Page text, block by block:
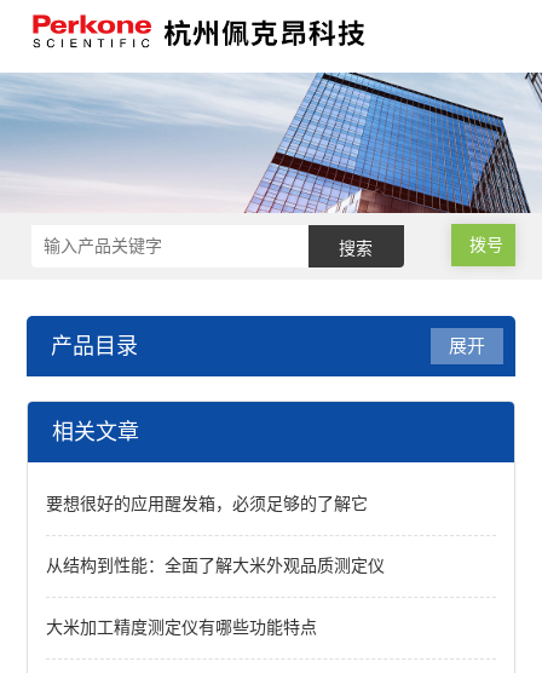
拨号
产品目录
烘焙蒸煮检测
实验面条机
醒发箱
展开
相关文章
要想很好的应用醒发箱，必须足够的了解它
从结构到性能：全面了解大米外观品质测定仪
大米加工精度测定仪有哪些功能特点